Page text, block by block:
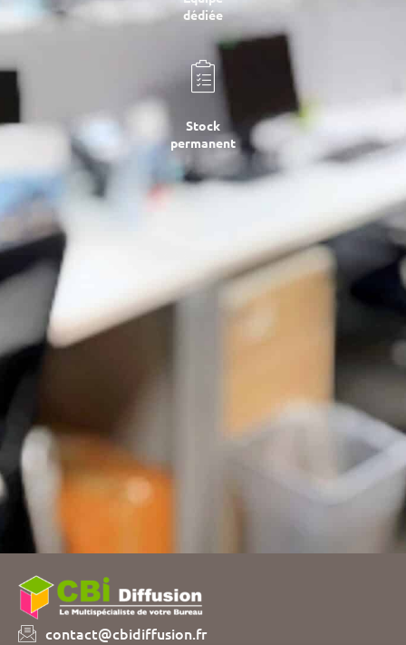
dédiée
Stock
permanent
2 plateformes
d’approvisionnement
contact@cbidiffusion.fr